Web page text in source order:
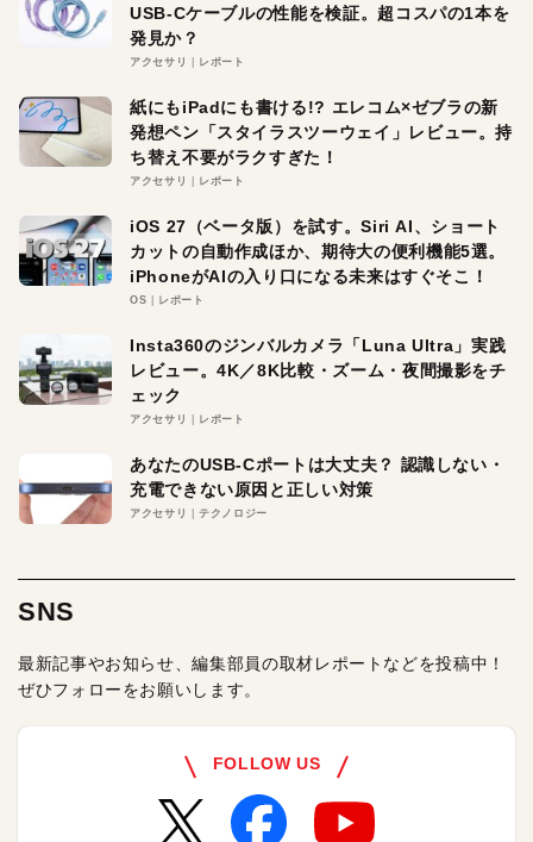
USB-Cケーブルの性能を検証。超コスパの1本を
発見か？
アクセサリ レポート
紙にもiPadにも書ける!? エレコム×ゼブラの新
発想ペン「スタイラスツーウェイ」レビュー。持
ち替え不要がラクすぎた！
アクセサリ レポート
iOS 27（ベータ版）を試す。Siri AI、ショート
カットの自動作成ほか、期待大の便利機能5選。
iPhoneがAIの入り口になる未来はすぐそこ！
OS レポート
Insta360のジンバルカメラ「Luna Ultra」実践
レビュー。4K／8K比較・ズーム・夜間撮影をチ
ェック
アクセサリ レポート
あなたのUSB-Cポートは大丈夫？ 認識しない・
充電できない原因と正しい対策
アクセサリ テクノロジー
SNS
最新記事やお知らせ、編集部員の取材レポートなどを投稿中！
ぜひフォローをお願いします。
FOLLOW US